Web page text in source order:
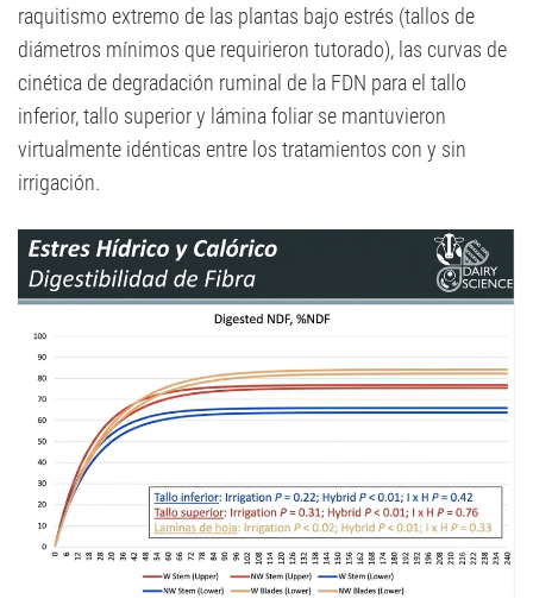
raquitismo extremo de las plantas bajo estrés (tallos de
diámetros mínimos que requirieron tutorado), las curvas de
cinética de degradación ruminal de la FDN para el tallo
inferior, tallo superior y lámina foliar se mantuvieron
virtualmente idénticas entre los tratamientos con y sin
irrigación.